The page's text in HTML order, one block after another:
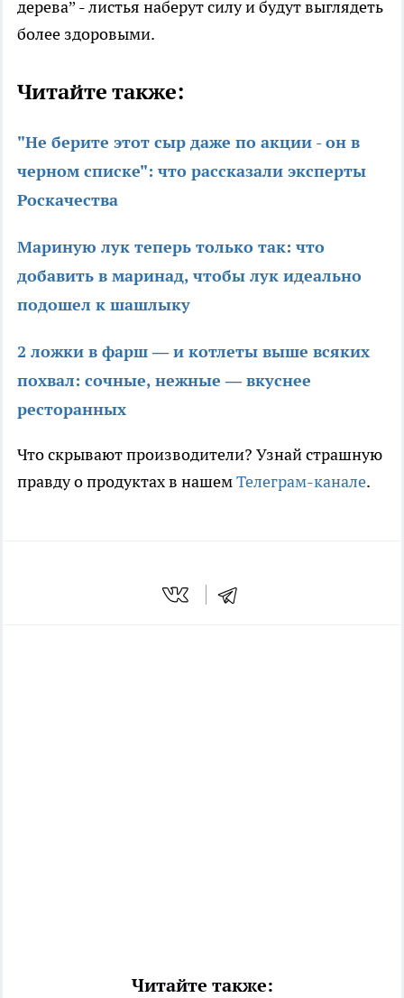
дерева” - листья наберут силу и будут выглядеть
более здоровыми.
Читайте также:
"Не берите этот сыр даже по акции - он в
черном списке": что рассказали эксперты
Роскачества
Мариную лук теперь только так: что
добавить в маринад, чтобы лук идеально
подошел к шашлыку
2 ложки в фарш — и котлеты выше всяких
похвал: сочные, нежные — вкуснее
ресторанных
Что скрывают производители? Узнай страшную
правду о продуктах в нашемТелеграм-канале.
Читайте также: